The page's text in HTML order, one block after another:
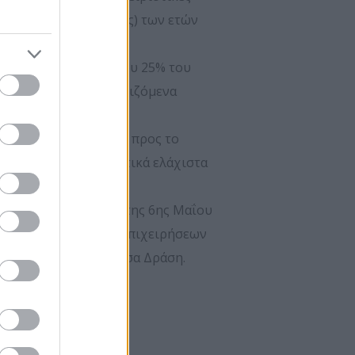
3 έτος) και (ν-2 έτος) των ετών
η δράση.
τουλάχιστον του 25% του
σύμφωνα με τα οριζόμενα
φιλικές προς το
σχεδίου τα σχετικά ελάχιστα
ΕΚ της Επιτροπής της 6ης Μαΐου
και των μεσαίων επιχειρήσεων
η παρούσα Δράση.
: